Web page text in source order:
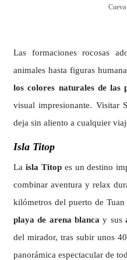
Las formaciones rocosas
animales hasta figuras
los colores naturales de las
visual impresionante. Visitar
deja sin aliento a cualquier
Isla Titop
Laisla Titopes un destino
combinar aventura y relax
kilómetros del puerto de
playa de arena blanca y sus
del mirador, tras subir unos
panorámica espectacular de